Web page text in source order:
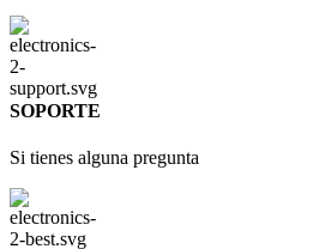
SOPORTE
Si tienes alguna pregunta